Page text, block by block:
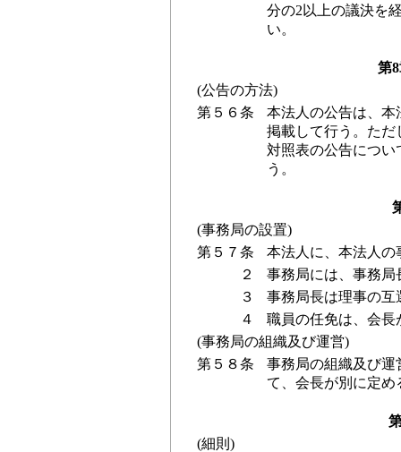
分の2以上の議決を
い。
第
(公告の方法)
第５６条
本法人の公告は、本
掲載して行う。ただ
対照表の公告につい
う。
(事務局の設置)
第５７条
本法人に、本法人の
２
事務局には、事務局
３
事務局長は理事の互
４
職員の任免は、会長
(事務局の組織及び運営)
第５８条
事務局の組織及び運
て、会長が別に定め
(細則)